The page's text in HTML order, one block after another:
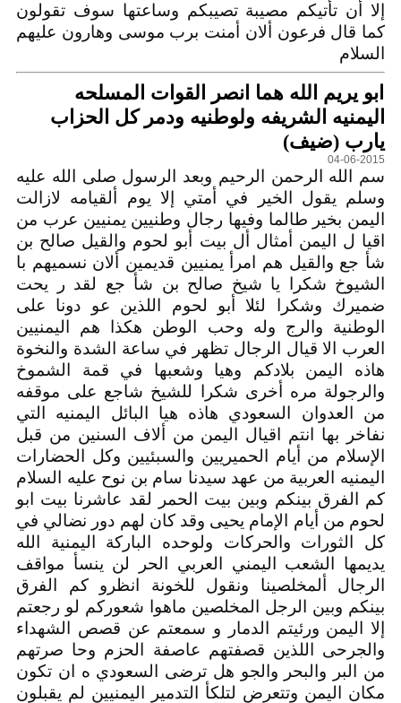
إلا أن تأتيكم مصيبة تصيبكم وساعتها سوف تقولون
كما قال فرعون ألان أمنت برب موسى وهارون عليهم
السلام
ابو يريم الله هما انصر القوات المسلحه
اليمنيه الشريفه ولوطنيه ودمر كل الحزاب
يارب (ضيف)
04-06-2015
سم الله الرحمن الرحيم وبعد الرسول صلى الله عليه
وسلم يقول الخير في أمتي إلا يوم ألقيامه لازالت
اليمن بخير طالما وفيها رجال وطنيين يمنيين عرب من
اقيا ل اليمن أمثال أل بيت أبو لحوم والقيل صالح بن
شأ جع والقيل هم امرأ يمنيين قديمين ألان نسميهم با
الشيوخ شكرا يا شيخ صالح بن شأ جع لقد ر يحت
ضميرك وشكرا لئلا أبو لحوم اللذين عو دونا على
الوطنية والرج وله وحب الوطن هكذا هم اليمنيين
العرب الا قيال الرجال تظهر في ساعة الشدة والنخوة
هاذه اليمن بلادكم وهيا وشعبها في قمة الشموخ
والرجولة مره أخرى شكرا للشيخ شاجع على موقفه
من العدوان السعودي هاذه هيا البائل اليمنيه التي
نفاخر بها انتم اقيال اليمن من ألاف السنين من قبل
الإسلام من أيام الحميريين والسبئيين وكل الحضارات
اليمنيه العربية من عهد سيدنا سام بن نوح عليه السلام
كم الفرق بينكم وبين بيت الحمر لقد عاشرنا بيت ابو
لحوم من أيام الإمام يحيى وقد كان لهم دور نضالي في
كل الثورات والحركات ولوحده الباركة اليمنية الله
يديمها الشعب اليمني العربي الحر لن ينسأ مواقف
الرجال ألمخلصينا ونقول للخونة انظرو كم الفرق
بينكم وبين الرجل المخلصين ماهوا شعوركم لو رجعتم
إلا اليمن ورئيتم الدمار و سمعتم عن قصص الشهداء
والجرحى اللذين قصفتهم عاصفة الحزم وحا صرتهم
من البر والبحر والجو هل ترضى السعودي ه ان تكون
مكان اليمن وتتعرض لتلكأ التدمير اليمنيين لم يقبلون